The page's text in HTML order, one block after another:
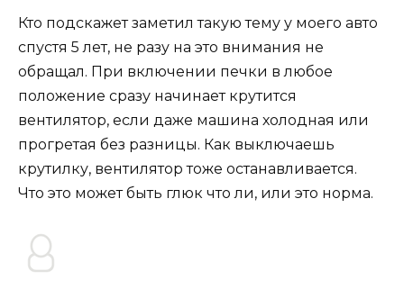
Кто подскажет заметил такую тему у моего авто
спустя 5 лет, не разу на это внимания не
обращал. При включении печки в любое
положение сразу начинает крутится
вентилятор, если даже машина холодная или
прогретая без разницы. Как выключаешь
крутилку, вентилятор тоже останавливается.
Что это может быть глюк что ли, или это норма.